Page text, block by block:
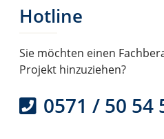
Hotline
Sie möchten einen
Projekt hinzuziehen?
0571 / 50 54